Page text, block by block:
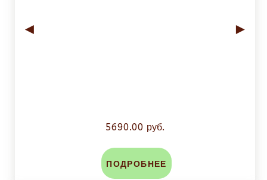
◄ ►
5690.00 руб.
ПОДРОБНЕЕ